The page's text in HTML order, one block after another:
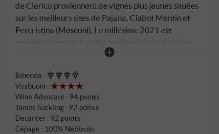
de Clerico proviennent de vignes plus jeunes situées
sur les meilleurs sites de Pajana, Ciabot Mentin et
Percristina (Mosconi). Le millésime 2021 est
considéré comme l'un des meilleurs de la dernière
décennie : un déroulement équilibré de la
et des nuits fraîches, a favorisé une maturation
régulière et préservé la structure acide marquante.
Dans le verre, il brille d'un rouge grenat intense aux
reflets rubis. Le nez révèle un arôme clair et
complexe de cerise mûre, de prune noire et de rose
Bibenda :
Vinibuoni :
Wine Advocate : 94 points
James Suckling : 92 points
Decanter : 92 points
Cépage : 100% Nebbiolo